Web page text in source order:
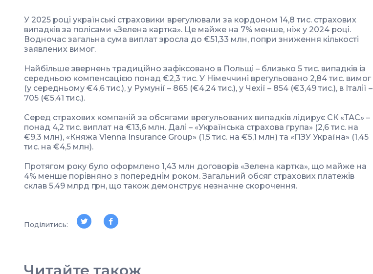
У 2025 році українські страховики врегулювали за кордоном 14,8 тис. страхових
випадків за полісами «Зелена картка». Це майже на 7% менше, ніж у 2024 році.
Водночас загальна сума виплат зросла до €51,33 млн, попри зниження кількості
заявлених вимог.
Найбільше звернень традиційно зафіксовано в Польщі – близько 5 тис. випадків із
середньою компенсацією понад €2,3 тис. У Німеччині врегульовано 2,84 тис. вимог
(у середньому €4,6 тис.), у Румунії – 865 (€4,24 тис.), у Чехії – 854 (€3,49 тис.), в Італії –
705 (€5,41 тис.).
Серед страхових компаній за обсягами врегульованих випадків лідирує СК «ТАС» –
понад 4,2 тис. виплат на €13,6 млн. Далі – «Українська страхова група» (2,6 тис. на
€9,3 млн), «Княжа Vienna Insurance Group» (1,5 тис. на €5,1 млн) та «ПЗУ Україна» (1,45
тис. на €4,5 млн).
Протягом року було оформлено 1,43 млн договорів «Зелена картка», що майже на
4% менше порівняно з попереднім роком. Загальний обсяг страхових платежів
склав 5,49 млрд грн, що також демонструє незначне скорочення.
Поділитись:
Читайте також